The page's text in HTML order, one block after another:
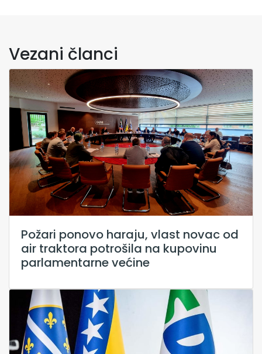
Vezani članci
Požari ponovo haraju, vlast novac od
air traktora potrošila na kupovinu
parlamentarne većine